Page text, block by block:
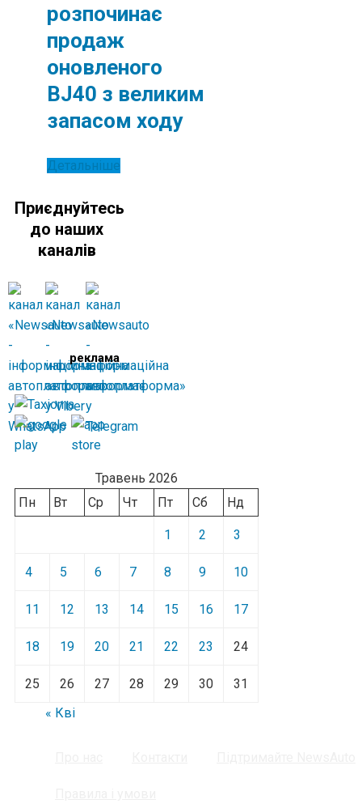
розпочинає
продаж
оновленого
BJ40 з великим
запасом ходу
Детальніше
Приєднуйтесь
до наших
каналів
реклама
Травень 2026
Пн
Вт Ср Чт Пт Сб Нд
1 2 3
4 5 6 7 8 9 10
11 12 13 14 15 16 17
18 19 20 21 22 23 24
25 26 27 28 29 30
31
« Кві